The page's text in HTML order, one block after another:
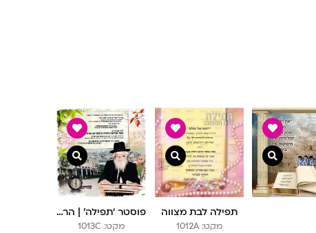
צפייה מהירה
תפילה לבת מצווה
מקט: 1012A
צפייה מהירה
פוסטר ‘תפילה’ | הרב שך
מקט: 1013C
צפייה מהירה